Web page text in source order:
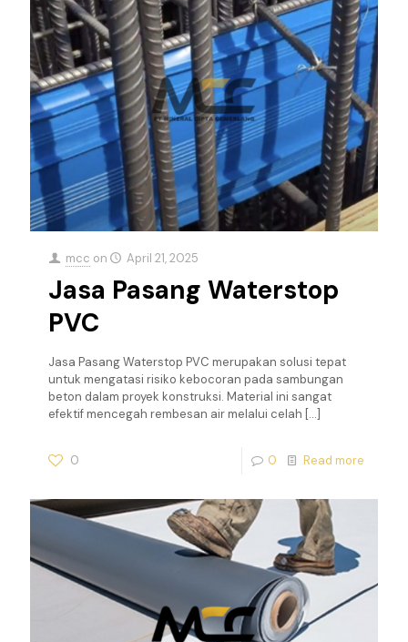
mcc on April 21, 2025
Jasa Pasang Waterstop
PVC
Jasa Pasang Waterstop PVC merupakan solusi tepat
untuk mengatasi risiko kebocoran pada sambungan
beton dalam proyek konstruksi. Material ini sangat
efektif mencegah rembesan air melalui celah […]
0 0 Read more